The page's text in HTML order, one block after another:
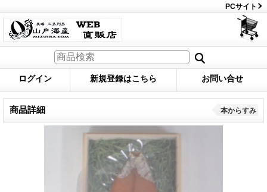
PCサイト
ログイン 新規登録はこちら お問い合せ
商品詳細 本からすみ